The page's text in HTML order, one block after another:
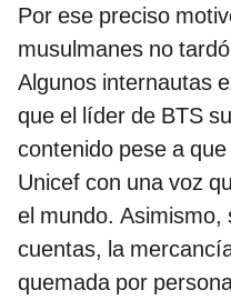
Por ese preciso
musulmanes no
Algunos internautas
que el líder de BTS
contenido pese a
Unicef con una voz
el mundo. Asimismo,
cuentas, la
quemada por